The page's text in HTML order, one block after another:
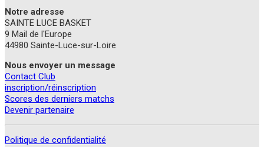
Notre adresse
SAINTE LUCE BASKET
9 Mail de l'Europe
44980 Sainte-Luce-sur-Loire
Nous envoyer un message
Contact Club
inscription/réinscription
Scores des derniers matchs
Devenir partenaire
Politique de confidentialité